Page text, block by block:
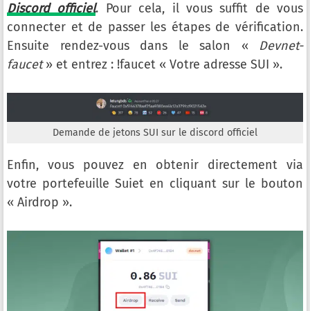
Discord officiel. Pour cela, il vous suffit de vous
connecter et de passer les étapes de vérification.
Ensuite rendez-vous dans le salon « Devnet-
faucet» et entrez : !faucet « Votre adresse SUI ».
Demande de jetons SUI sur le discord officiel
Enfin, vous pouvez en obtenir directement via
votre portefeuille Suiet en cliquant sur le bouton
« Airdrop ».